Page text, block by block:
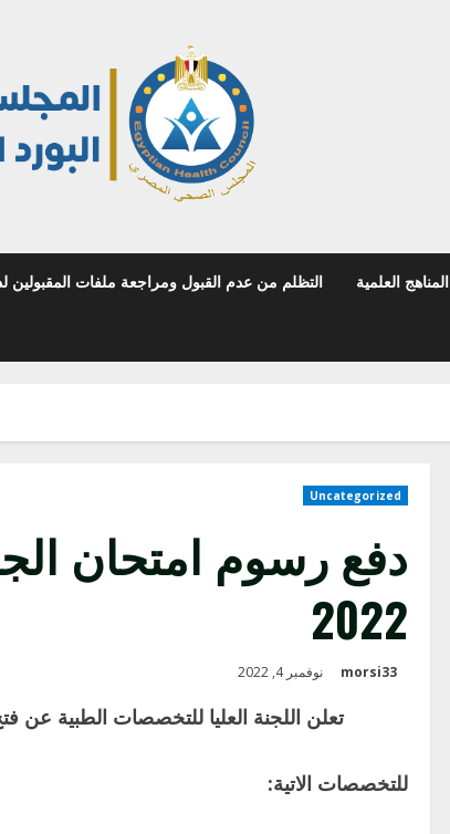
المناهج العلمية التظلم من عدم القبول ومراجعة ملفات المقبولين
Uncategorized
دفع رسوم امتحان
2022
morsi33 نوفمبر 4, 2022
تعلن اللجنة العليا للتخصصات الطبية عن
للتخصصات الاتية: